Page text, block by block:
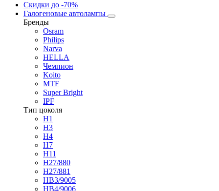
Скидки до -70%
Галогеновые автолампы
Бренды
Osram
Philips
Narva
HELLA
Чемпион
Koito
MTF
Super Bright
IPF
Тип цоколя
H1
H3
H4
H7
H11
H27/880
H27/881
HB3/9005
HB4/9006